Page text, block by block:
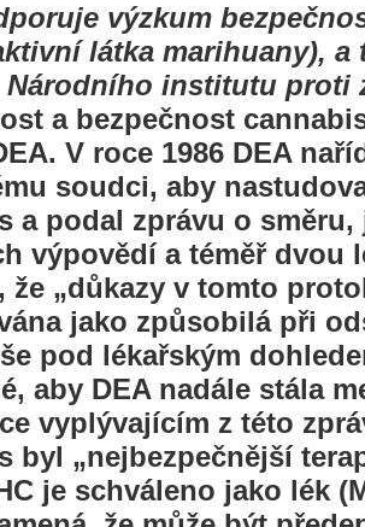
výzkum
látka marihuany),
Národního institutu proti
a bezpečnost
V roce 1986 DEA
soudci, aby
a podal zprávu o směru,
výpovědí a téměř dvou
že „důkazy v tomto
jako způsobilá při
pod lékařským
aby DEA nadále stála
vyplývajícím z této
byl „nejbezpečnější
je schváleno jako lék